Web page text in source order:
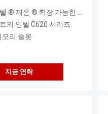
상호 연결 버스 (CPU 모델에 따라서, 10.4/9.6 GT / Ｓ)과 대용량 (CPU 모델에 따라서, 15/20/25/30
의 인텔 C620 시리즈
리 슬롯
지금 연락